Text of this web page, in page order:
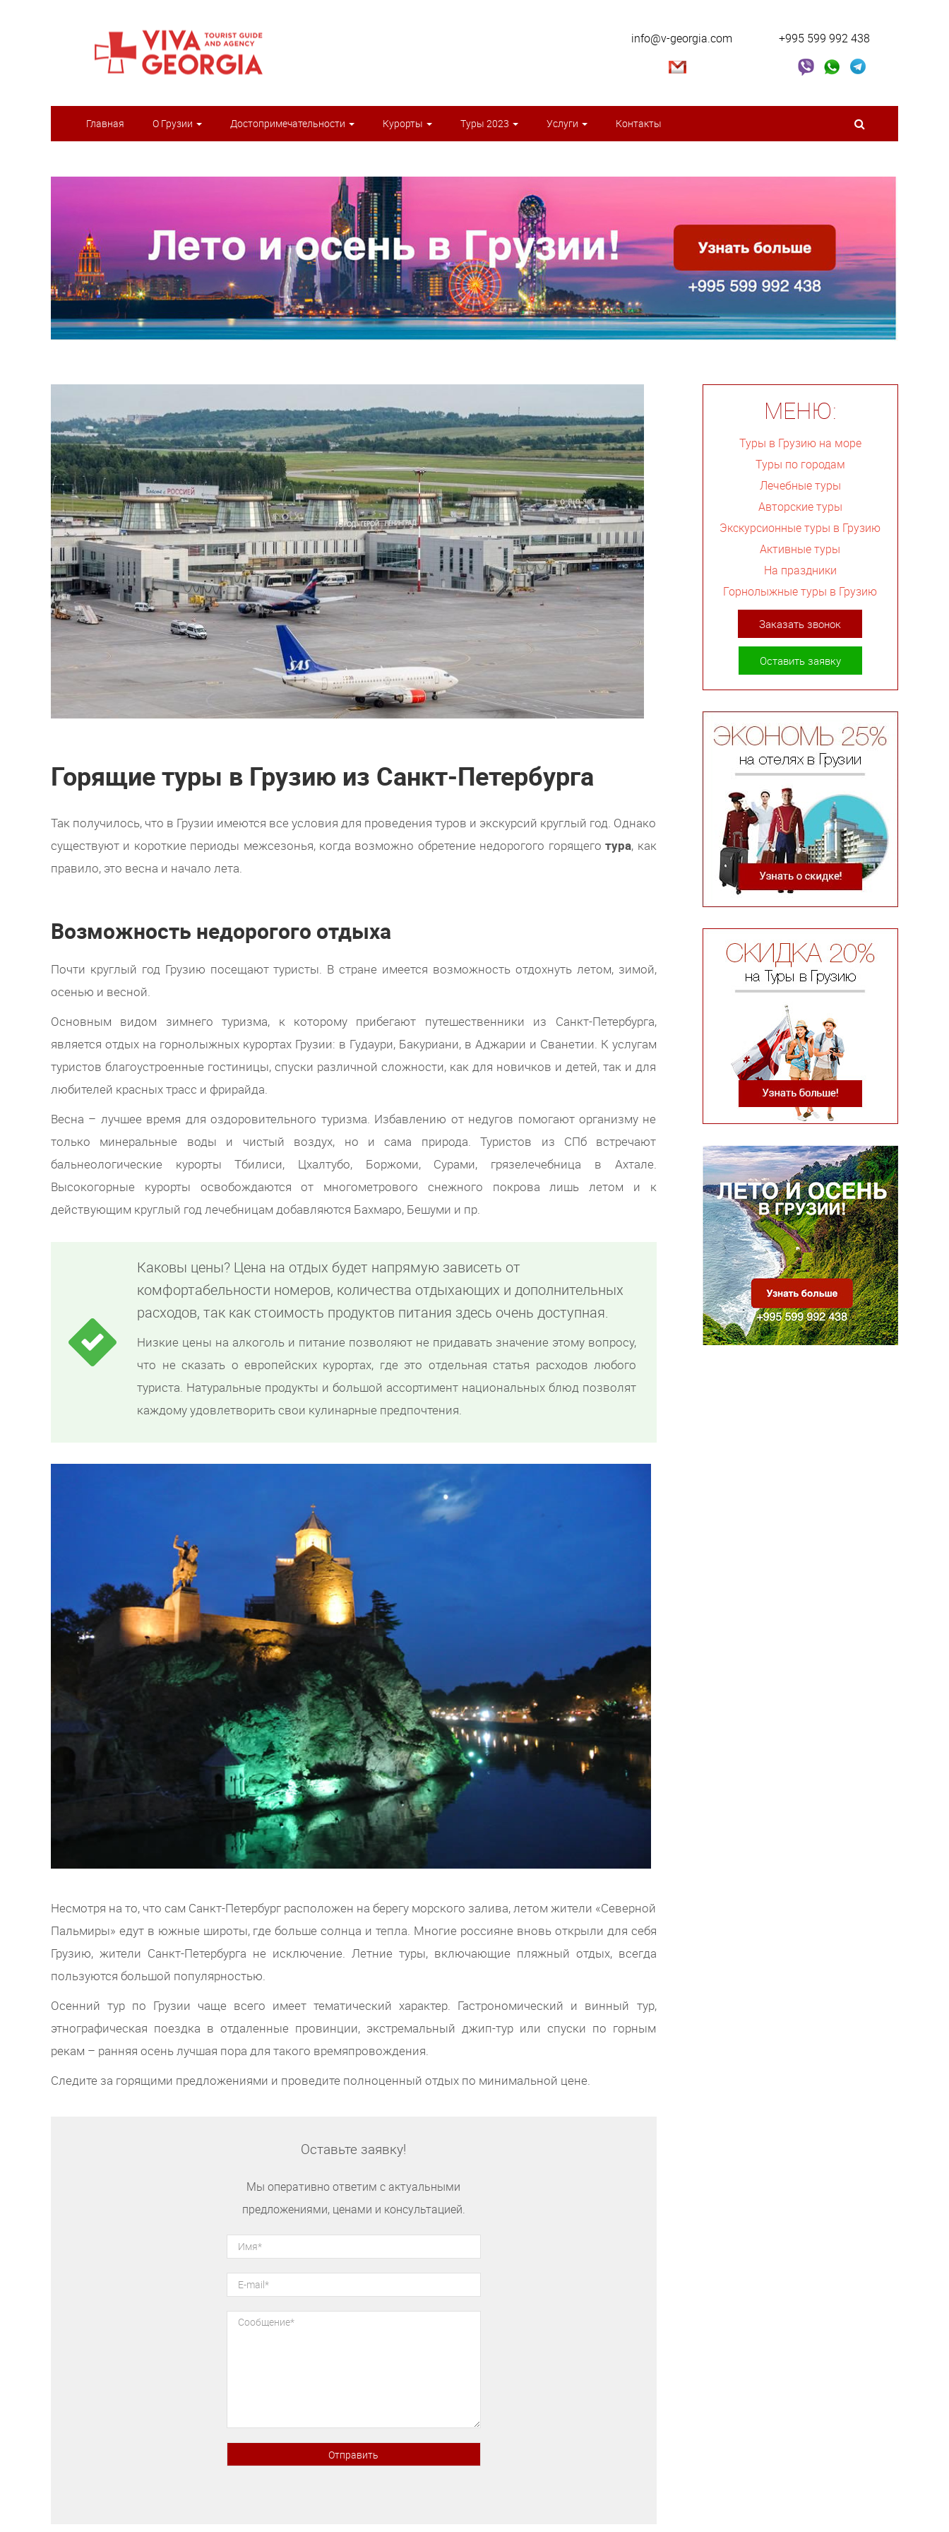
info@v-georgia.com +995 599 992 438
Главная О Грузии Достопримечательности Курорты Туры 2023 Услуги Контакты
Горящие туры в Грузию из Санкт-Петербурга
Так получилось, что в Грузии имеются все условия для проведения туров и экскурсий круглый год. Однако
существуют и короткие периоды межсезонья, когда возможно обретение недорогого горящеготура, как
правило, это весна и начало лета.
Возможность недорогого отдыха
Почти круглый год Грузию посещают туристы. В стране имеется возможность отдохнуть летом, зимой,
осенью и весной.
Основным видом зимнего туризма, к которому прибегают путешественники из Санкт-Петербурга,
является отдых на горнолыжных курортах Грузии: в Гудаури, Бакуриани, в Аджарии и Сванетии. К услугам
туристов благоустроенные гостиницы, спуски различной сложности, как для новичков и детей, так и для
любителей красных трасс и фрирайда.
Весна – лучшее время для оздоровительного туризма. Избавлению от недугов помогают организму не
только минеральные воды и чистый воздух, но и сама природа. Туристов из СПб встречают
бальнеологические курорты Тбилиси, Цхалтубо, Боржоми, Сурами, грязелечебница в Ахтале.
Высокогорные курорты освобождаются от многометрового снежного покрова лишь летом и к
действующим круглый год лечебницам добавляются Бахмаро, Бешуми и пр.
Каковы цены? Цена на отдых будет напрямую зависеть от
комфортабельности номеров, количества отдыхающих и дополнительных
расходов, так как стоимость продуктов питания здесь очень доступная.
Низкие цены на алкоголь и питание позволяют не придавать значение этому вопросу,
что не сказать о европейских курортах, где это отдельная статья расходов любого
туриста. Натуральные продукты и большой ассортимент национальных блюд позволят
каждому удовлетворить свои кулинарные предпочтения.
Несмотря на то, что сам Санкт-Петербург расположен на берегу морского залива, летом жители «Северной
Пальмиры» едут в южные широты, где больше солнца и тепла. Многие россияне вновь открыли для себя
Грузию, жители Санкт-Петербурга не исключение. Летние туры, включающие пляжный отдых, всегда
пользуются большой популярностью.
Осенний тур по Грузии чаще всего имеет тематический характер. Гастрономический и винный тур,
этнографическая поездка в отдаленные провинции, экстремальный джип-тур или спуски по горным
рекам – ранняя осень лучшая пора для такого времяпровождения.
Следите за горящими предложениями и проведите полноценный отдых по минимальной цене.
Оставьте заявку!
Мы оперативно ответим с актуальными
предложениями, ценами и консультацией.
МЕНЮ:
Туры в Грузию на море
Туры по городам
Лечебные туры
Авторские туры
Экскурсионные туры в Грузию
Активные туры
На праздники
Горнолыжные туры в Грузию
Заказать звонок
Оставить заявку